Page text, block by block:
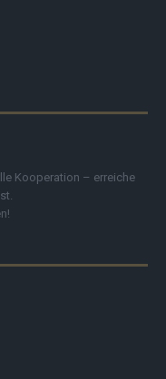
Kooperation – erreiche